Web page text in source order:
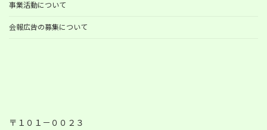
事業活動について
会報広告の募集について
〒１０１－００２３